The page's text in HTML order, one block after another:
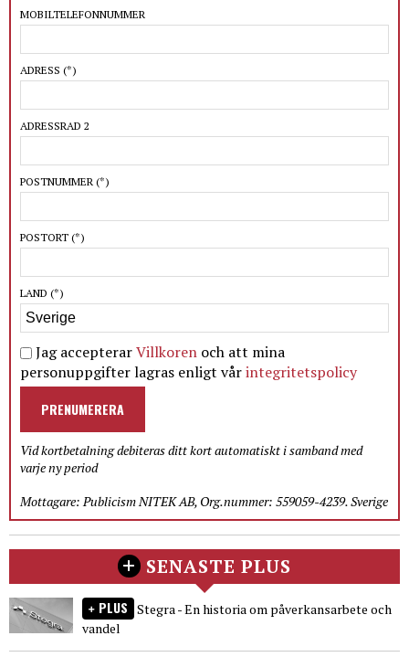
MOBILTELEFONNUMMER
ADRESS (*)
ADRESSRAD 2
POSTNUMMER (*)
POSTORT (*)
LAND (*)
Jag accepterarVillkoren och att mina
personuppgifter lagras enligt vårintegritetspolicy
PRENUMERERA
Vid kortbetalning debiteras ditt kort automatiskt i samband med
varje ny period
Mottagare: Publicism NITEK AB, Org.nummer: 559059-4239. Sverige
SENASTE PLUS
PLUS Stegra - En historia om påverkansarbete och
vandel